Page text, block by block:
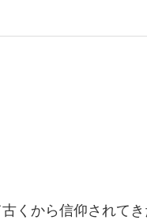
くから信仰されてき